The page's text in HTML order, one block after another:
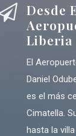
Desde
Liberia
El
Daniel
es el más
Cimatella.
hasta la